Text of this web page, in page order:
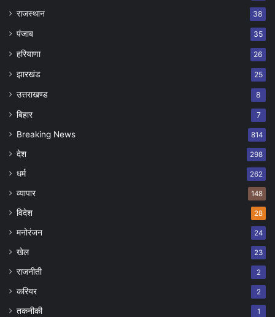
राजस्थान 38
पंजाब 35
हरियाणा 26
झारखंड 25
उत्तराखण्ड 8
बिहार 7
Breaking News 814
देश 298
धर्म 262
व्यापार 148
विदेश 28
मनोरंजन 24
खेल 23
राजनीती 2
करियर 2
तकनीकी 1